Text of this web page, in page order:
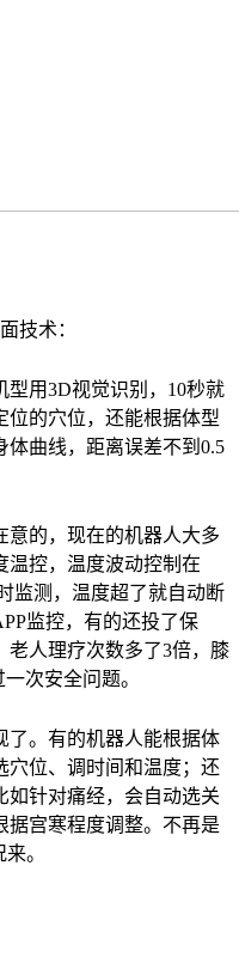
技术：
用3D视觉识别，10秒就
位的穴位，还能根据体型
曲线，距离误差不到0.5
意的，现在的机器人大多
温控，温度波动控制在
监测，温度超了就自动断
监控，有的还投了保
老人理疗次数多了3倍，膝
次安全问题。
了。有的机器人能根据体
穴位、调时间和温度；还
如针对痛经，会自动选关
据宫寒程度调整。不再是
。